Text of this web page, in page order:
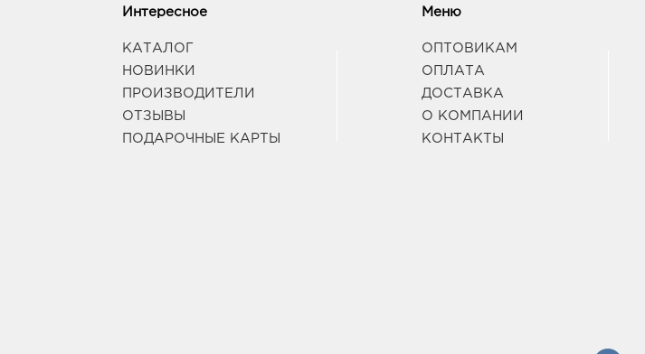
Интересное
КАТАЛОГ
НОВИНКИ
ПРОИЗВОДИТЕЛИ
ОТЗЫВЫ
ПОДАРОЧНЫЕ КАРТЫ
Меню
ОПТОВИКАМ
ОПЛАТА
ДОСТАВКА
О КОМПАНИИ
КОНТАКТЫ